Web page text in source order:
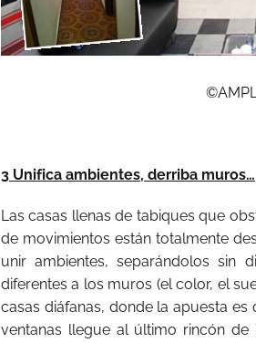
3 Unifica ambientes, derriba muros…
Las casas llenas de tabiques que
de movimientos están totalmente
unir ambientes, separándolos sin
diferentes a los muros (el color, el
casas diáfanas, donde la apuesta
ventanas llegue al último rincón